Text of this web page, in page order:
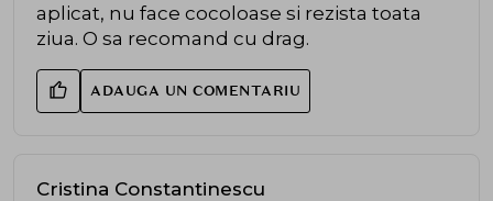
aplicat, nu face cocoloase si rezista toata
ziua. O sa recomand cu drag.
ADAUGA UN COMENTARIU
Cristina Constantinescu